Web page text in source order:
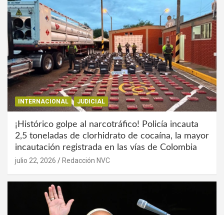
INTERNACIONAL JUDICIAL
¡Histórico golpe al narcotráfico! Policía incauta
2,5 toneladas de clorhidrato de cocaína, la mayor
incautación registrada en las vías de Colombia
julio 22, 2026 Redacción NVC